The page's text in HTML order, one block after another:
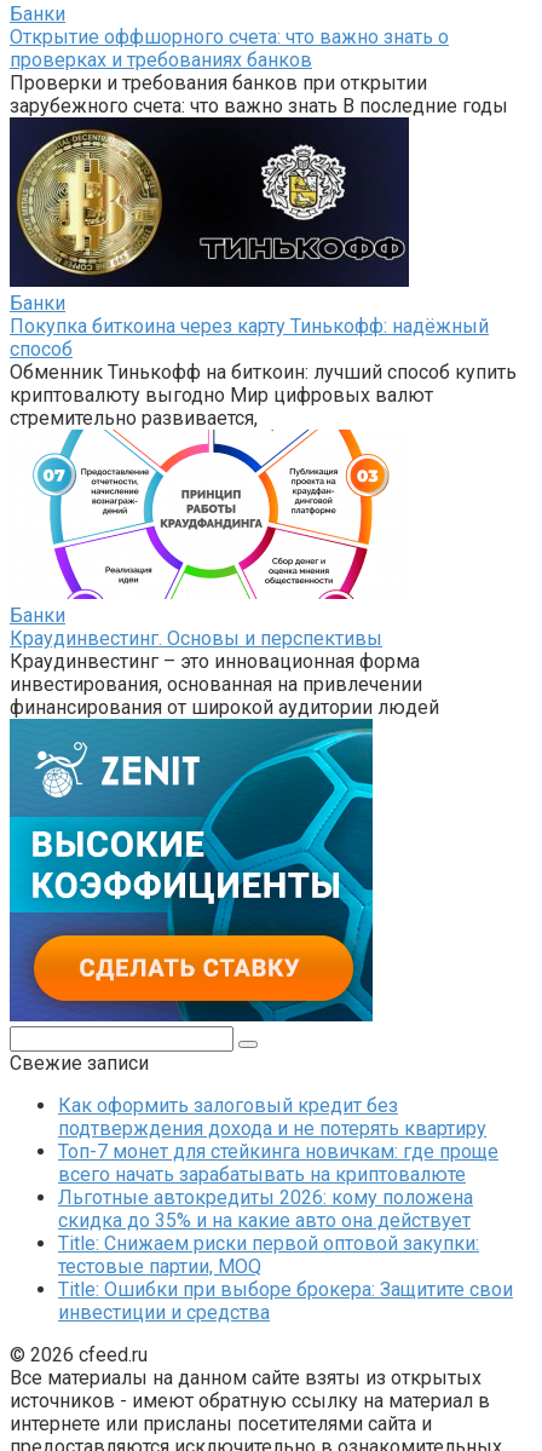
Банки
Открытие оффшорного счета: что важно знать о
проверках и требованиях банков
Проверки и требования банков при открытии
зарубежного счета: что важно знать В последние годы
Банки
Покупка биткоина через карту Тинькофф: надёжный
способ
Обменник Тинькофф на биткоин: лучший способ купить
криптовалюту выгодно Мир цифровых валют
стремительно развивается,
Банки
Краудинвестинг. Основы и перспективы
Краудинвестинг – это инновационная форма
инвестирования, основанная на привлечении
финансирования от широкой аудитории людей
Свежие записи
Как оформить залоговый кредит без
подтверждения дохода и не потерять квартиру
Топ-7 монет для стейкинга новичкам: где проще
всего начать зарабатывать на криптовалюте
Льготные автокредиты 2026: кому положена
скидка до 35% и на какие авто она действует
Title: Снижаем риски первой оптовой закупки:
тестовые партии, MOQ
Title: Ошибки при выборе брокера: Защитите свои
инвестиции и средства
© 2026 cfeed.ru
Все материалы на данном сайте взяты из открытых
источников - имеют обратную ссылку на материал в
интернете или присланы посетителями сайта и